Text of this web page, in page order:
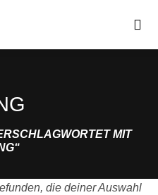
MIT
die deiner Auswahl